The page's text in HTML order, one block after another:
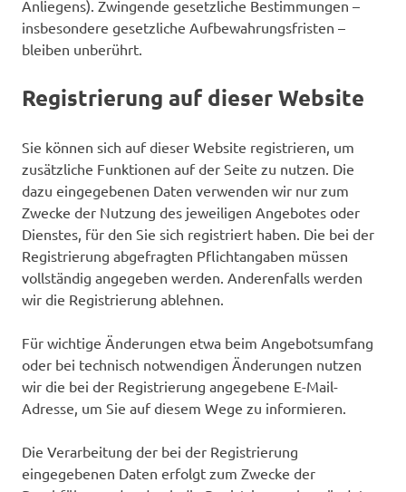
Anliegens). Zwingende gesetzliche Bestimmungen –
insbesondere gesetzliche Aufbewahrungsfristen –
bleiben unberührt.
Registrierung auf dieser Website
Sie können sich auf dieser Website registrieren, um
zusätzliche Funktionen auf der Seite zu nutzen. Die
dazu eingegebenen Daten verwenden wir nur zum
Zwecke der Nutzung des jeweiligen Angebotes oder
Dienstes, für den Sie sich registriert haben. Die bei der
Registrierung abgefragten Pflichtangaben müssen
vollständig angegeben werden. Anderenfalls werden
wir die Registrierung ablehnen.
Für wichtige Änderungen etwa beim Angebotsumfang
oder bei technisch notwendigen Änderungen nutzen
wir die bei der Registrierung angegebene E-Mail-
Adresse, um Sie auf diesem Wege zu informieren.
Die Verarbeitung der bei der Registrierung
eingegebenen Daten erfolgt zum Zwecke der